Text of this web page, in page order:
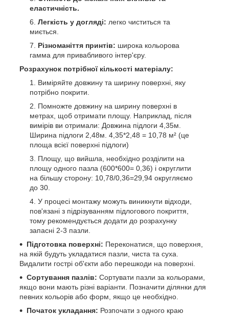
еластичність.
Легкість у догляді: легко чиститься та
миється.
Різноманіття принтів: широка кольорова
гамма для привабливого інтер'єру.
Розрахунок потрібної кількості матеріалу:
Виміряйте довжину та ширину поверхні, яку
потрібно покрити.
Помножте довжину на ширину поверхні в
метрах, щоб отримати площу. Наприклад, після
вимірів ви отримали: Довжина підлоги 4,35м.
Ширина підлоги 2,48м. 4,35*2,48 = 10,78 м² (це
площа всієї поверхні підлоги)
Площу, що вийшла, необхідно розділити на
площу одного пазла (600*600= 0,36) і округлити
на більшу сторону: 10,78/0,36=29,94 округляємо
до 30.
У процесі монтажу можуть виникнути відходи,
пов'язані з підрізуванням підлогового покриття,
тому рекомендується додати до розрахунку
запасні 2-3 пазли.
Підготовка поверхні: Переконатися, що поверхня,
на якій будуть укладатися пазли, чиста та суха.
Видалити гострі об'єкти або перешкоди на поверхні.
Сортування пазлів: Сортувати пазли за кольорами,
якщо вони мають різні варіанти. Позначити ділянки для
певних кольорів або форм, якщо це необхідно.
Початок укладання: Розпочати з одного краю